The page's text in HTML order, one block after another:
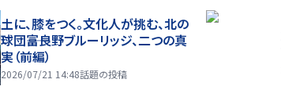
土に、膝をつく。文化人が挑む、北の
球団――富良野ブルーリッジ、二つの真
実（前編）
2026/07/21 14:48話題の投稿